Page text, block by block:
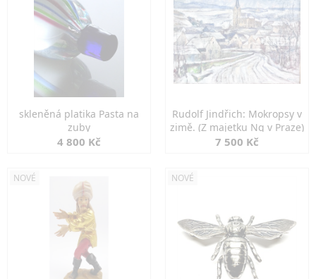
skleněná platika Pasta na
zuby
4 800 Kč
Rudolf Jindřich: Mokropsy v
zimě. (Z majetku Ng v Praze)
7 500 Kč
NOVÉ NOVÉ